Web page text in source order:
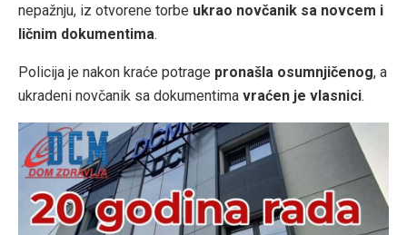
nepažnju, iz otvorene torbe ukrao novčanik sa novcem i
ličnim dokumentima.
Policija je nakon kraće potrage pronašla osumnjičenog, a
ukradeni novčanik sa dokumentima vraćen je vlasnici.